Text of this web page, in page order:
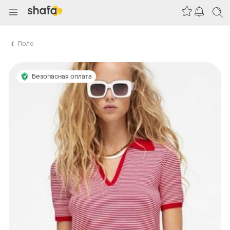
Поло
Безопасная оплата